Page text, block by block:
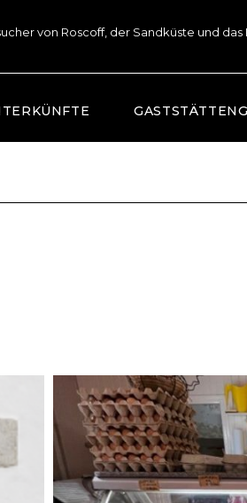
von Roscoff, der Sandküste und das